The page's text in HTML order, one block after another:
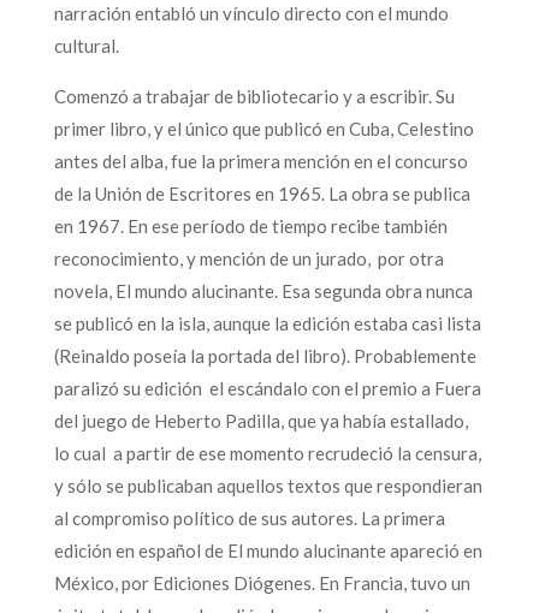
narración entabló un vínculo directo con el mundo
cultural.
Comenzó a trabajar de bibliotecario y a escribir. Su
primer libro, y el único que publicó en Cuba, Celestino
antes del alba, fue la primera mención en el concurso
de la Unión de Escritores en 1965. La obra se publica
en 1967. En ese período de tiempo recibe también
reconocimiento, y mención de un jurado, por otra
novela, El mundo alucinante. Esa segunda obra nunca
se publicó en la isla, aunque la edición estaba casi lista
(Reinaldo poseía la portada del libro). Probablemente
paralizó su edición el escándalo con el premio a Fuera
del juego de Heberto Padilla, que ya había estallado,
lo cual a partir de ese momento recrudeció la censura,
y sólo se publicaban aquellos textos que respondieran
al compromiso político de sus autores. La primera
edición en español de El mundo alucinante apareció en
México, por Ediciones Diógenes. En Francia, tuvo un